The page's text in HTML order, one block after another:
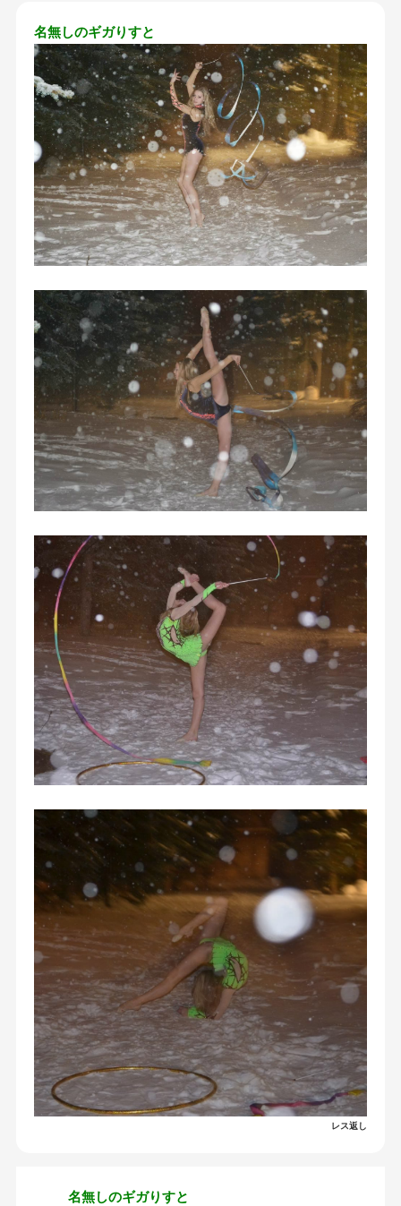
名無しのギガりすと
レス返し
名無しのギガりすと